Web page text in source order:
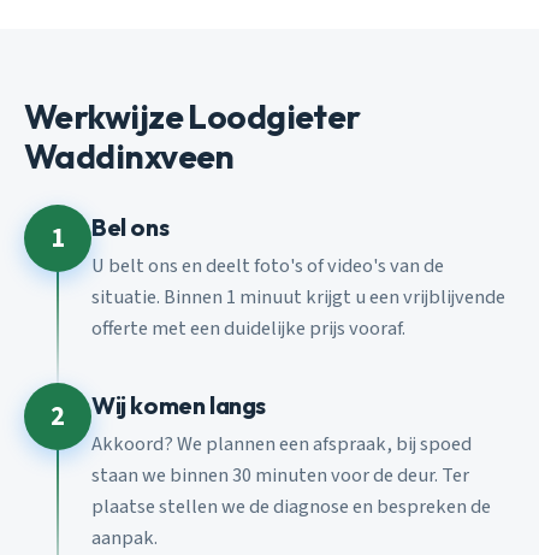
Werkwijze Loodgieter
Waddinxveen
1 Bel ons
U belt ons en deelt foto's of video's van de
situatie. Binnen 1 minuut krijgt u een vrijblijvende
offerte met een duidelijke prijs vooraf.
2 Wij komen langs
Akkoord? We plannen een afspraak, bij spoed
staan we binnen 30 minuten voor de deur. Ter
plaatse stellen we de diagnose en bespreken de
aanpak.